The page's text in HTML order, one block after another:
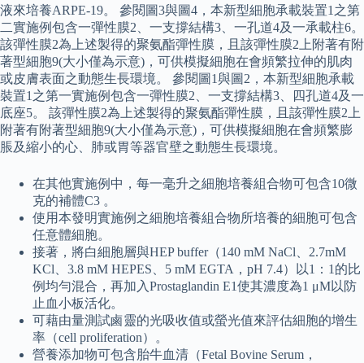
液來培養ARPE-19。 參閱圖3與圖4，本新型細胞承載裝置1之第
二實施例包含一彈性膜2、一支撐結構3、一孔道4及一承載柱6。
該彈性膜2為上述製得的聚氨酯彈性膜，且該彈性膜2上附著有附
著型細胞9(大小僅為示意)，可供模擬細胞在會頻繁拉伸的肌肉
或皮膚表面之動態生長環境。 參閱圖1與圖2，本新型細胞承載
裝置1之第一實施例包含一彈性膜2、一支撐結構3、四孔道4及一
底座5。 該彈性膜2為上述製得的聚氨酯彈性膜，且該彈性膜2上
附著有附著型細胞9(大小僅為示意)，可供模擬細胞在會頻繁膨
脹及縮小的心、肺或胃等器官壁之動態生長環境。
在其他實施例中，每一毫升之細胞培養組合物可包含10微
克的補體C3 。
使用本發明實施例之細胞培養組合物所培養的細胞可包含
任意體細胞。
接著，將白細胞層與HEP buffer（140 mM NaCl、2.7mM
KCl、3.8 mM HEPES、5 mM EGTA，pH 7.4）以1：1的比
例均勻混合，再加入Prostaglandin E1使其濃度為1 μM以防
止血小板活化。
可藉由量測試鹵靈的光吸收值或螢光值來評估細胞的增生
率（cell proliferation）。
營養添加物可包含胎牛血清（Fetal Bovine Serum，